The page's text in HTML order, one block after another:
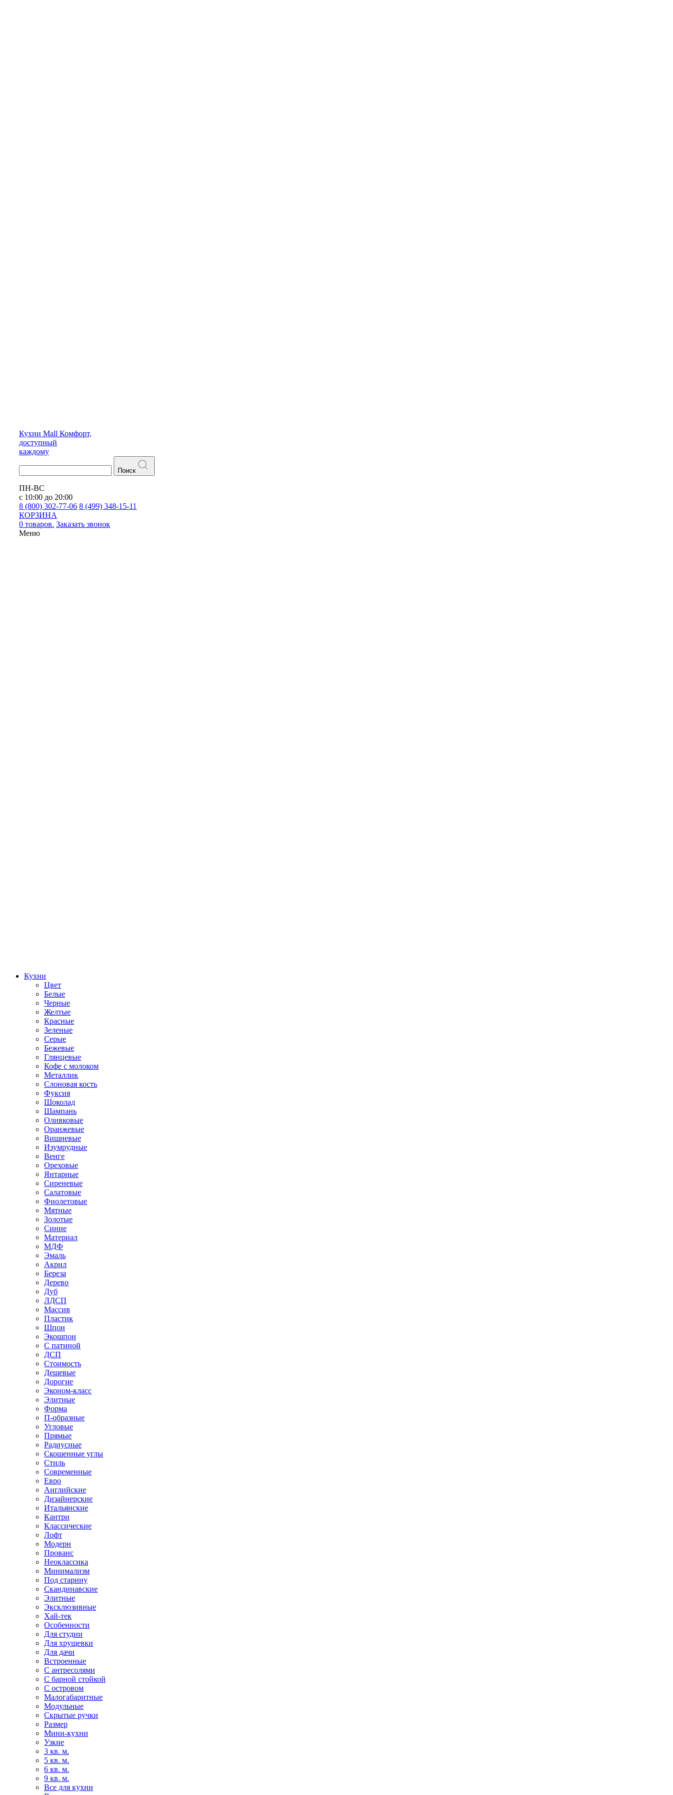
Кухни Mall Комфорт,
доступный
каждому
Поиск
ПН-ВС
с 10:00 до 20:00
8 (800) 302-77-06 8 (499) 348-15-11
КОРЗИНА
0 товаров. Заказать звонок
Меню
Кухни
Цвет
Белые
Черные
Желтые
Красные
Зеленые
Серые
Бежевые
Глянцевые
Кофе с молоком
Металлик
Слоновая кость
Фуксия
Шоколад
Шампань
Оливковые
Оранжевые
Вишневые
Изумрудные
Венге
Ореховые
Янтарные
Сиреневые
Салатовые
Фиолетовые
Мятные
Золотые
Синие
Материал
МДФ
Эмаль
Акрил
Береза
Дерево
Дуб
ЛДСП
Массив
Пластик
Шпон
Экошпон
С патиной
ДСП
Стоимость
Дешевые
Дорогие
Эконом-класс
Элитные
Форма
П-образные
Угловые
Прямые
Радиусные
Скошенные углы
Стиль
Современные
Евро
Английские
Дизайнерские
Итальянские
Кантри
Классические
Лофт
Модерн
Прованс
Неоклассика
Минимализм
Под старину
Скандинавские
Элитные
Эксклюзивные
Хай-тек
Особенности
Для студии
Для хрущевки
Для дачи
Встроенные
С антресолями
С барной стойкой
С островом
Малогабаритные
Модульные
Скрытые ручки
Размер
Мини-кухни
Узкие
3 кв. м.
5 кв. м.
6 кв. м.
9 кв. м.
Все для кухни